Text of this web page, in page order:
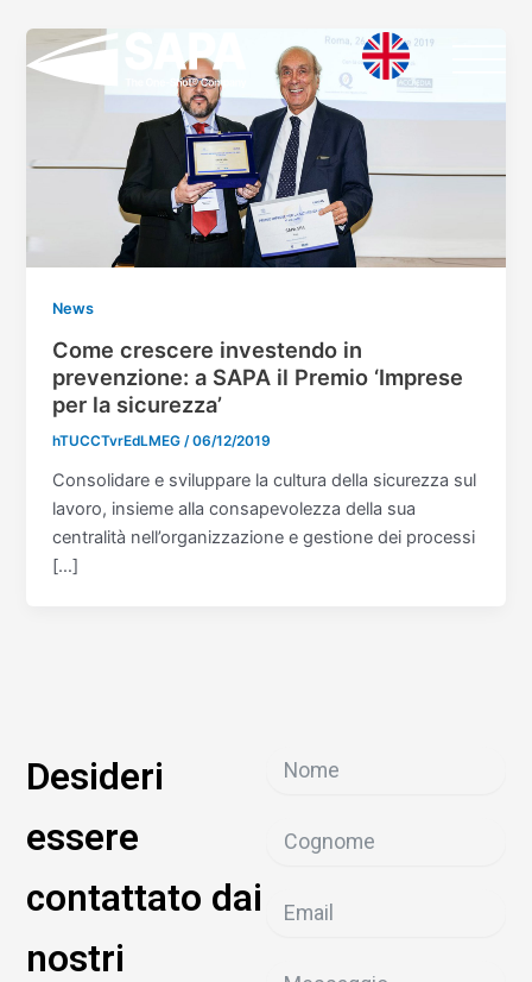
contenuto
News
Come crescere investendo in
prevenzione: a SAPA il Premio ‘Imprese
per la sicurezza’
hTUCCTvrEdLMEG /06/12/2019
Consolidare e sviluppare la cultura della sicurezza sul
lavoro, insieme alla consapevolezza della sua
centralità nell’organizzazione e gestione dei processi
[…]
Desideri
essere
contattato dai
nostri